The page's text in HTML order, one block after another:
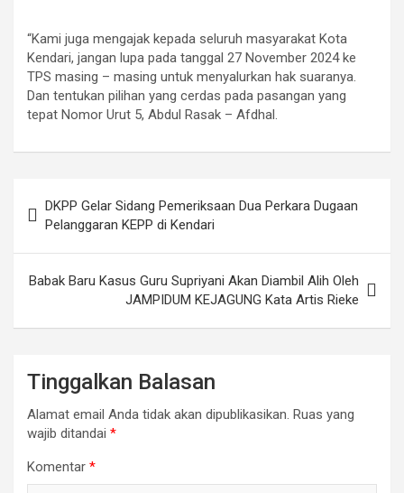
“Kami juga mengajak kepada seluruh masyarakat Kota
Kendari, jangan lupa pada tanggal 27 November 2024 ke
TPS masing – masing untuk menyalurkan hak suaranya.
Dan tentukan pilihan yang cerdas pada pasangan yang
tepat Nomor Urut 5, Abdul Rasak – Afdhal.
pos
DKPP Gelar Sidang Pemeriksaan Dua Perkara Dugaan
Pelanggaran KEPP di Kendari
Babak Baru Kasus Guru Supriyani Akan Diambil Alih Oleh
JAMPIDUM KEJAGUNG Kata Artis Rieke
Tinggalkan Balasan
Alamat email Anda tidak akan dipublikasikan. Ruas yang
wajib ditandai *
Komentar *